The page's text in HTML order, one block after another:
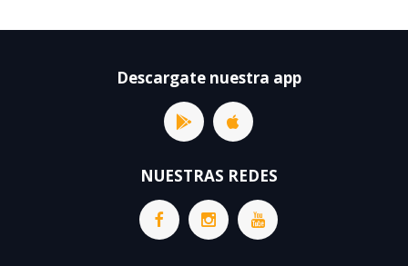
Descargate nuestra app
NUESTRAS REDES